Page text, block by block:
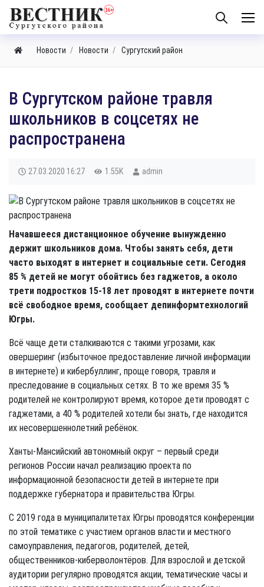
Новости Новости Сургутский район
В Сургутском районе травля
школьников в соцсетях не
распространена
27.03.2020 16:27 1.55K admin
Начавшееся дистанционное обучение вынужденно
держит школьников дома. Чтобы занять себя, дети
часто выходят в интернет и социальные сети. Сегодня
85 % детей не могут обойтись без гаджетов, а около
трети подростков 15-18 лет проводят в интернете почти
всё свободное время, сообщает депинформтехнологий
Югры.
Всё чаще дети сталкиваются с такими угрозами, как
овершеринг (избыточное предоставление личной информации
в интернете) и кибербуллинг, проще говоря, травля и
преследование в социальных сетях. В то же время 35 %
родителей не контролируют время, которое дети проводят с
гаджетами, а 40 % родителей хотели бы знать, где находится
их несовершеннолетний ребёнок.
Ханты-Мансийский автономный округ – первый среди
регионов России начал реализацию проекта по
информационной безопасности детей в интернете при
поддержке губернатора и правительства Югры.
С 2019 года в муниципалитетах Югры проводятся конференции
по этой тематике с участием органов власти и местного
самоуправления, педагогов, родителей, детей,
общественников-киберволонтёров. Для взрослой и детской
аудитории регулярно проводятся акции, тематические часы и